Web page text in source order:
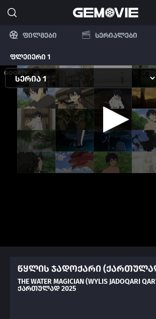
ფილმები სერიალები
ფლეიერი 1
წყლის ჯადოქარი
THE WATER MAGICIAN (WYLIS JADOQARI
ᲥᲐᲠᲗᲣᲚᲐᲓ 2025